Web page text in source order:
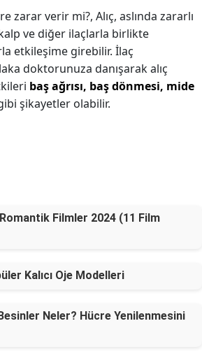
zarar verir mi?, Alıç, aslında zararlı
ve diğer ilaçlarla birlikte
etkileşime girebilir. İlaç
doktorunuza danışarak alıç
baş ağrısı, baş dönmesi, mide
şikayetler olabilir.
Filmler 2024 (11 Film
Kalıcı Oje Modelleri
Neler? Hücre Yenilenmesini